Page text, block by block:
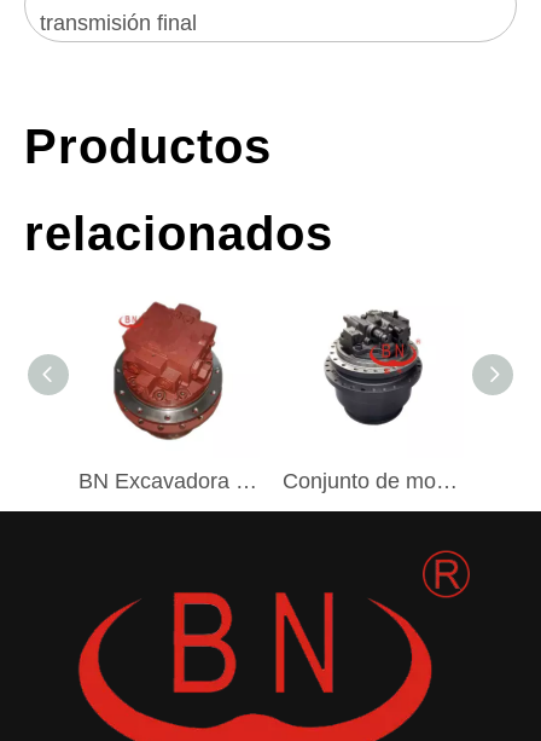
transmisión final
Productos
relacionados
BN Excavadora GFT9T2B38 REXROTH GFT MOTOR DE VIAJE PLANETARIO Transmisión final con MOTOR HIDRÁULICO A10VE45 Conjunto de motor de viaje de transmisión final de caja de cambios de viaje de excavadora MEBE227 para MEBE227